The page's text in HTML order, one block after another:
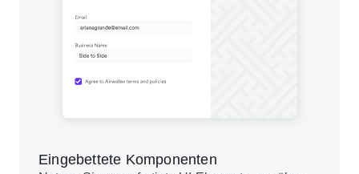
Eingebettete Komponenten